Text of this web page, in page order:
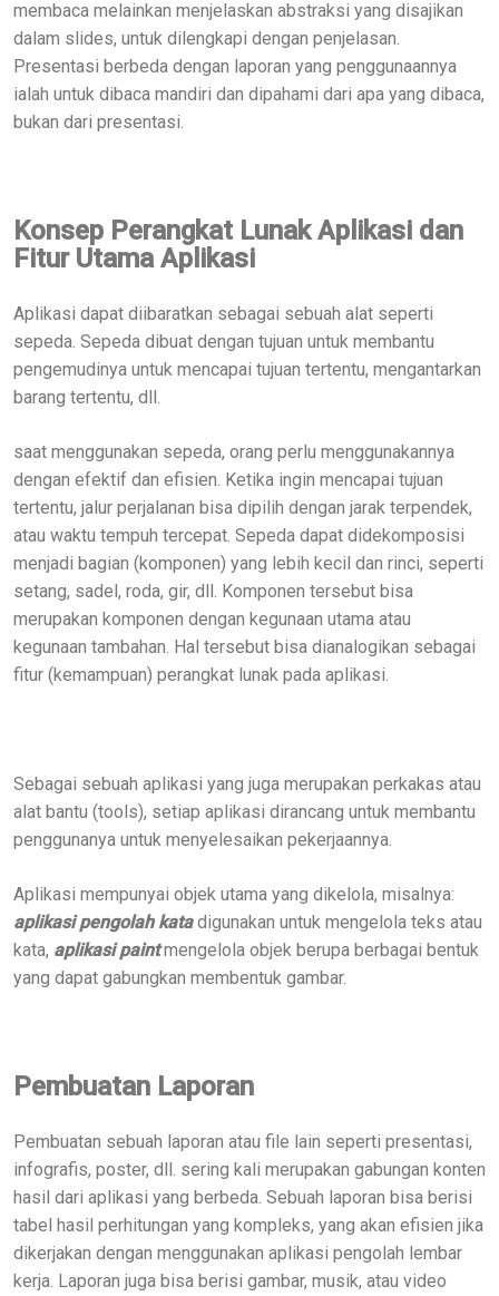
membaca melainkan menjelaskan abstraksi yang disajikan
dalam slides, untuk dilengkapi dengan penjelasan.
Presentasi berbeda dengan laporan yang penggunaannya
ialah untuk dibaca mandiri dan dipahami dari apa yang dibaca,
bukan dari presentasi.
Konsep Perangkat Lunak Aplikasi dan
Fitur Utama Aplikasi
Aplikasi dapat diibaratkan sebagai sebuah alat seperti
sepeda. Sepeda dibuat dengan tujuan untuk membantu
pengemudinya untuk mencapai tujuan tertentu, mengantarkan
barang tertentu, dll.
saat menggunakan sepeda, orang perlu menggunakannya
dengan efektif dan efisien. Ketika ingin mencapai tujuan
tertentu, jalur perjalanan bisa dipilih dengan jarak terpendek,
atau waktu tempuh tercepat. Sepeda dapat didekomposisi
menjadi bagian (komponen) yang lebih kecil dan rinci, seperti
setang, sadel, roda, gir, dll. Komponen tersebut bisa
merupakan komponen dengan kegunaan utama atau
kegunaan tambahan. Hal tersebut bisa dianalogikan sebagai
fitur (kemampuan) perangkat lunak pada aplikasi.
Sebagai sebuah aplikasi yang juga merupakan perkakas atau
alat bantu (tools), setiap aplikasi dirancang untuk membantu
penggunanya untuk menyelesaikan pekerjaannya.
Aplikasi mempunyai objek utama yang dikelola, misalnya:
aplikasi pengolah katadigunakan untuk mengelola teks atau
kata, aplikasi paintmengelola objek berupa berbagai bentuk
yang dapat gabungkan membentuk gambar.
Pembuatan Laporan
Pembuatan sebuah laporan atau file lain seperti presentasi,
infografis, poster, dll. sering kali merupakan gabungan konten
hasil dari aplikasi yang berbeda. Sebuah laporan bisa berisi
tabel hasil perhitungan yang kompleks, yang akan efisien jika
dikerjakan dengan menggunakan aplikasi pengolah lembar
kerja. Laporan juga bisa berisi gambar, musik, atau video